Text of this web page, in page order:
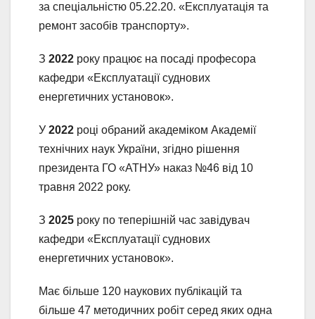
за спеціальністю 05.22.20. «Експлуатація та
ремонт засобів транспорту».
З 2022 року працює на посаді професора
кафедри «Експлуатації суднових
енергетичних установок».
У 2022 році обраний академіком Академії
технічних наук України, згідно рішення
президента ГО «АТНУ» наказ №46 від 10
травня 2022 року.
З 2025 року по теперішній час завідувач
кафедри «Експлуатації суднових
енергетичних установок».
Має більше 120 наукових публікацій та
більше 47 методичних робіт серед яких одна